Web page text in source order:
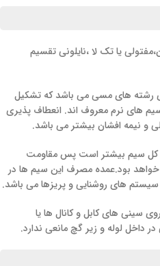
یا تک لا ،نایلونی تقسیم
رشته های مسی می باشد که تشکیل
های نرم معروف اند. انعطاف پذیری
و نیمه افشان بیشتر می باشد.
کل سیم بیشتر است پس مقاومت
خواهد بود.عمده مصرف این سیم ها در
های روشنایی و پریزها می باشد.
سینی های کابل و کانال ها یا
داخل لوله و زیر گچ مانعی ندارد.